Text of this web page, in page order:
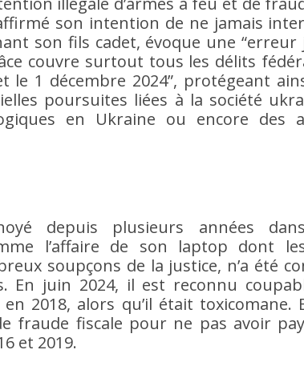
son intention de ne jamais
son fils cadet, évoque une
couvre surtout tous les délits
le 1 décembre 2024”, protégeant
poursuites liées à la société
en Ukraine ou encore des
depuis plusieurs années
l’affaire de son laptop dont
soupçons de la justice, n’a été
En juin 2024, il est reconnu
2018, alors qu’il était toxicomane.
fraude fiscale pour ne pas avoir
et 2019.